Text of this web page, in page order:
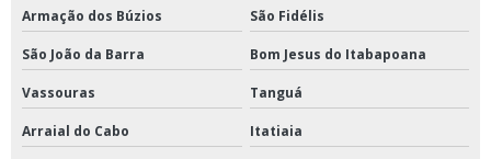
Armação dos Búzios São Fidélis
São João da Barra Bom Jesus do Itabapoana
Vassouras Tanguá
Arraial do Cabo Itatiaia